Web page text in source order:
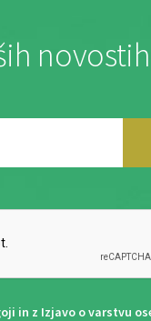
in z Izjavo o varstvu